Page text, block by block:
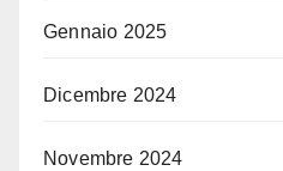
Gennaio 2025
Dicembre 2024
Novembre 2024